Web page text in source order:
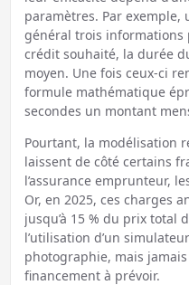
paramètres. Par
général trois
crédit souhaité, la durée
moyen. Une fois ceux-ci
formule mathématique
secondes un montant
Pourtant, la modélisation
laissent de côté certains
l’assurance emprunteur,
Or, en 2025, ces charges
jusqu’à 15 % du prix total
l’utilisation d’un
photographie, mais
financement à prévoir.